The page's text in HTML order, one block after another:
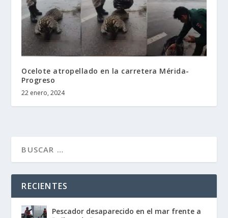
Ocelote atropellado en la carretera Mérida-
Progreso
22 enero, 2024
RECIENTES
Pescador desaparecido en el mar frente a